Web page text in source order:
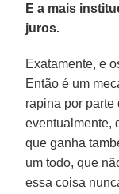
E a mais
juros.
Exatamente, e
Então é um
rapina por parte
eventualmente,
que ganha
um todo, que
essa coisa